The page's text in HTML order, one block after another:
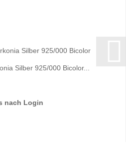
Silber 925/000 Bicolor...
nach Login